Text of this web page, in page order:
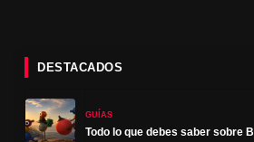
DESTACADOS
GUÍAS
Todo lo que debes saber sobre